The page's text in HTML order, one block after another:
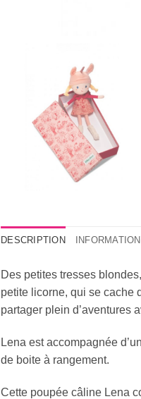
DESCRIPTION
Des petites tresses
petite licorne, qui se cache
partager plein d’aventures
Lena est accompagnée
de boite à rangement.
Cette poupée câline Lena